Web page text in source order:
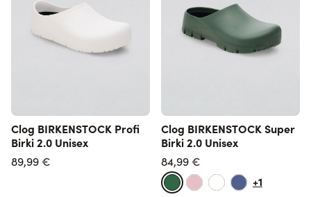
Clog BIRKENSTOCK Profi
Birki 2.0 Unisex
89,99 €
Clog BIRKENSTOCK Super
Birki 2.0 Unisex
84,99 €
+1